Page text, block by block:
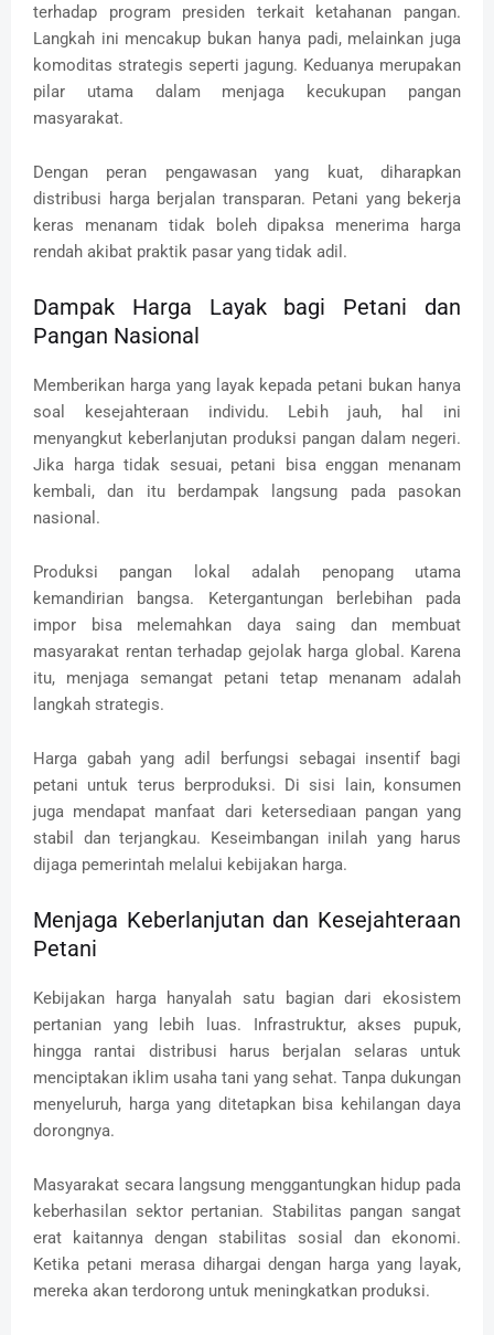
terhadap program presiden terkait ketahanan pangan.
Langkah ini mencakup bukan hanya padi, melainkan juga
komoditas strategis seperti jagung. Keduanya merupakan
pilar utama dalam menjaga kecukupan pangan
masyarakat.
Dengan peran pengawasan yang kuat, diharapkan
distribusi harga berjalan transparan. Petani yang bekerja
keras menanam tidak boleh dipaksa menerima harga
rendah akibat praktik pasar yang tidak adil.
Dampak Harga Layak bagi Petani dan
Pangan Nasional
Memberikan harga yang layak kepada petani bukan hanya
soal kesejahteraan individu. Lebih jauh, hal ini
menyangkut keberlanjutan produksi pangan dalam negeri.
Jika harga tidak sesuai, petani bisa enggan menanam
kembali, dan itu berdampak langsung pada pasokan
nasional.
Produksi pangan lokal adalah penopang utama
kemandirian bangsa. Ketergantungan berlebihan pada
impor bisa melemahkan daya saing dan membuat
masyarakat rentan terhadap gejolak harga global. Karena
itu, menjaga semangat petani tetap menanam adalah
langkah strategis.
Harga gabah yang adil berfungsi sebagai insentif bagi
petani untuk terus berproduksi. Di sisi lain, konsumen
juga mendapat manfaat dari ketersediaan pangan yang
stabil dan terjangkau. Keseimbangan inilah yang harus
dijaga pemerintah melalui kebijakan harga.
Menjaga Keberlanjutan dan Kesejahteraan
Petani
Kebijakan harga hanyalah satu bagian dari ekosistem
pertanian yang lebih luas. Infrastruktur, akses pupuk,
hingga rantai distribusi harus berjalan selaras untuk
menciptakan iklim usaha tani yang sehat. Tanpa dukungan
menyeluruh, harga yang ditetapkan bisa kehilangan daya
dorongnya.
Masyarakat secara langsung menggantungkan hidup pada
keberhasilan sektor pertanian. Stabilitas pangan sangat
erat kaitannya dengan stabilitas sosial dan ekonomi.
Ketika petani merasa dihargai dengan harga yang layak,
mereka akan terdorong untuk meningkatkan produksi.